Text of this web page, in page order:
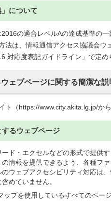
」について
の適合レベルAの達成基準の
法は、情報通信アクセス協議会
対応度表記ガイドライン」で定め
ェブページに関する簡潔な説
ト（https://www.city.akita.lg.jp/から
るウェブページ
ード・エクセルなどの形式で提供
の情報を提供できるよう、各種フ
のウェブアクセシビリティ対応は
めていません。
ップを使用しているすべてのページ